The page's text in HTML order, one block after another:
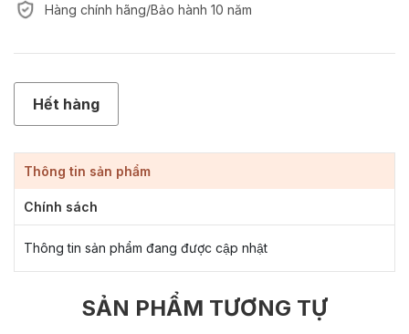
Hàng chính hãng/Bảo hành 10 năm
Hết hàng
Thông tin sản phẩm
Chính sách
Thông tin sản phẩm đang được cập nhật
SẢN PHẨM TƯƠNG TỰ